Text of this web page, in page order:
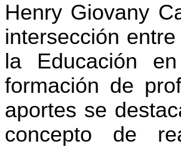
Henry Giovany
intersección
la Educación
formación de
aportes se
concepto de